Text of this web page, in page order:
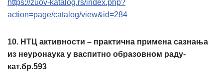
https://zuov-katalog.rs/index.php?
action=page/catalog/view&id=284
10. НТЦ активности – практична примена сазнања
из неуронаука у васпитно образовном раду-
кат.бр.593